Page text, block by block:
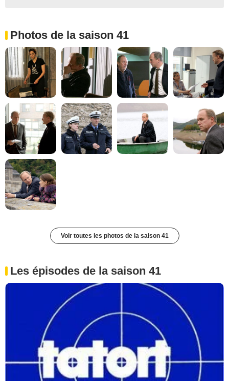
Photos de la saison 41
Voir toutes les photos de la saison 41
Les épisodes de la saison 41